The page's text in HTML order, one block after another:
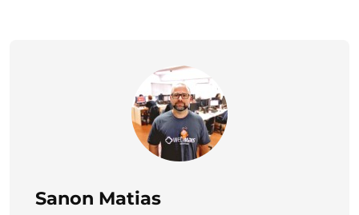
Sanon Matias